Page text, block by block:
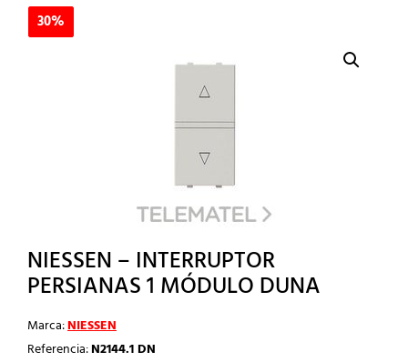
30%
NIESSEN – INTERRUPTOR
PERSIANAS 1 MÓDULO DUNA
Marca:NIESSEN
Referencia:N2144.1 DN
30%